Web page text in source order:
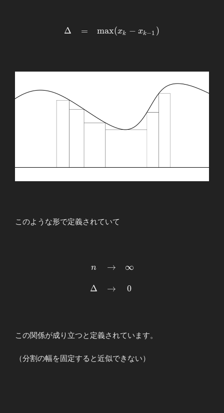
\begin{array}{llllll}
Δ = max(xk − xk−1 )
このような形で定義されていて
\begin{array}
\displaystyle
\end{array}
n
Δ
→
→
∞
0
この関係が成り立つと定義されています。
（分割の幅を固定すると近似できない）